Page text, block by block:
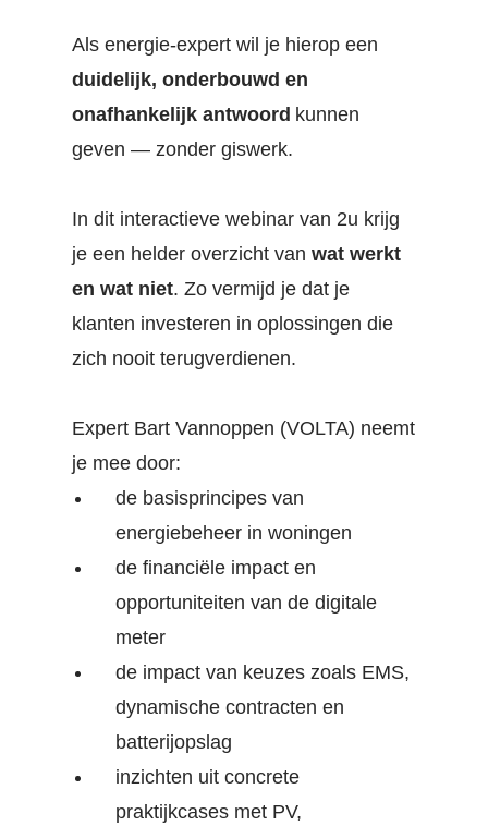
Als energie-expert wil je hierop een
duidelijk, onderbouwd en
onafhankelijk antwoord kunnen
geven — zonder giswerk.
In dit interactieve webinar van 2u krijg
je een helder overzicht vanwat werkt
en wat niet. Zo vermijd je dat je
klanten investeren in oplossingen die
zich nooit terugverdienen.
Expert Bart Vannoppen (VOLTA) neemt
je mee door:
de basisprincipes van
energiebeheer in woningen
de financiële impact en
opportuniteiten van de digitale
meter
de impact van keuzes zoals EMS,
dynamische contracten en
batterijopslag
inzichten uit concrete
praktijkcases met PV,